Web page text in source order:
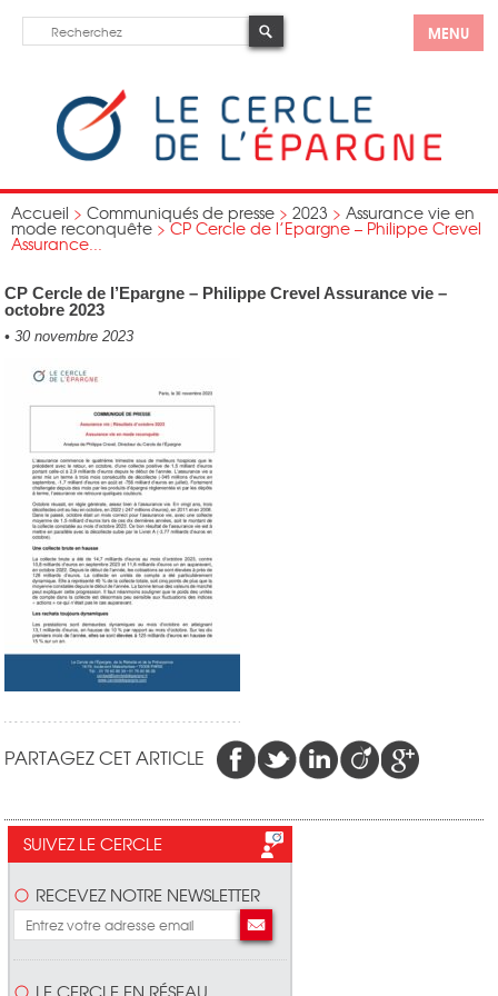
MENU
Accueil > Communiqués de presse > 2023 > Assurance vie en
mode reconquête >CP Cercle de l’Epargne – Philippe Crevel
Assurance...
CP Cercle de l’Epargne – Philippe Crevel Assurance vie –
octobre 2023
• 30 novembre 2023
PARTAGEZ CET ARTICLE
SUIVEZ LE CERCLE
RECEVEZ NOTRE NEWSLETTER
LE CERCLE EN RÉSEAU